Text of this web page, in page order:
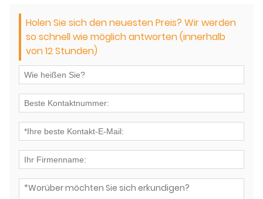
Holen Sie sich den neuesten Preis? Wir werden
so schnell wie möglich antworten (innerhalb
von 12 Stunden)